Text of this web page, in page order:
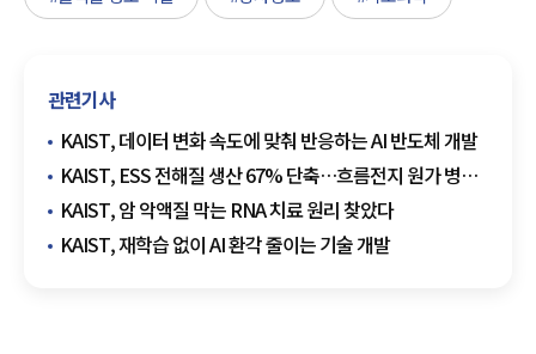
관련기사
KAIST, 데이터 변화 속도에 맞춰 반응하는 AI 반도체 개발
KAIST, ESS 전해질 생산 67% 단축…흐름전지 원가 병목
풀었다
KAIST, 암 악액질 막는 RNA 치료 원리 찾았다
KAIST, 재학습 없이 AI 환각 줄이는 기술 개발